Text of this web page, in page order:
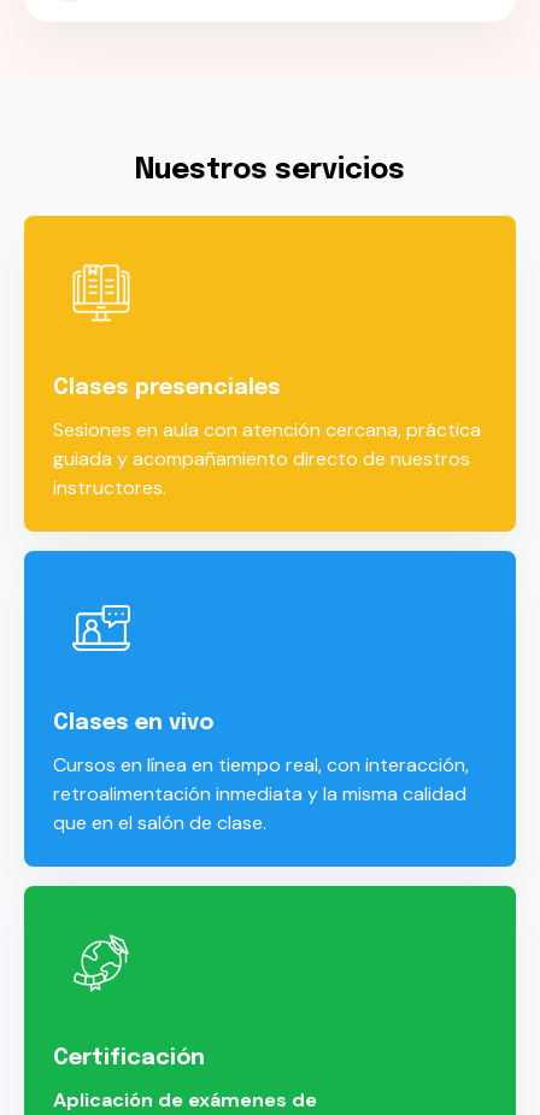
Nuestros servicios
Clases presenciales
Sesiones en aula con atención cercana, práctica
guiada y acompañamiento directo de nuestros
instructores.
Clases en vivo
Cursos en línea en tiempo real, con interacción,
retroalimentación inmediata y la misma calidad
que en el salón de clase.
Certificación
Aplicación de exámenes de